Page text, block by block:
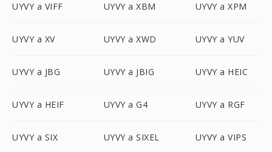
UYVY a VIFF UYVY a XBM UYVY a XPM
UYVY a XV UYVY a XWD UYVY a YUV
UYVY a JBG UYVY a JBIG UYVY a HEIC
UYVY a HEIF UYVY a G4 UYVY a RGF
UYVY a SIX UYVY a SIXEL UYVY a VIPS